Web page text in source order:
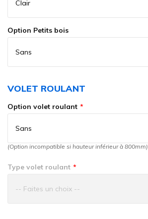
Option Petits bois
VOLET ROULANT
Option volet roulant
(Option incompatible si hauteur inférieur à 800mm)
Type volet roulant